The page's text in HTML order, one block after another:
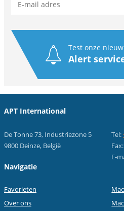
Test onze
Alert
APT International
De Tonne 73, Industriezone 5
9800 Deinze, België
Tel:
E-
Navigatie
Favorieten
Over ons